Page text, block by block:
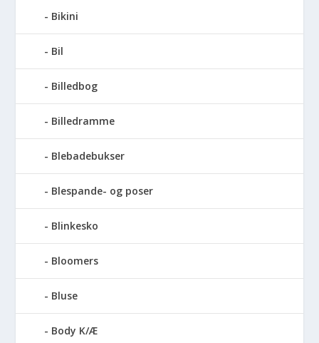
Bikini
Bil
Billedbog
Billedramme
Blebadebukser
Blespande- og poser
Blinkesko
Bloomers
Bluse
Body K/Æ